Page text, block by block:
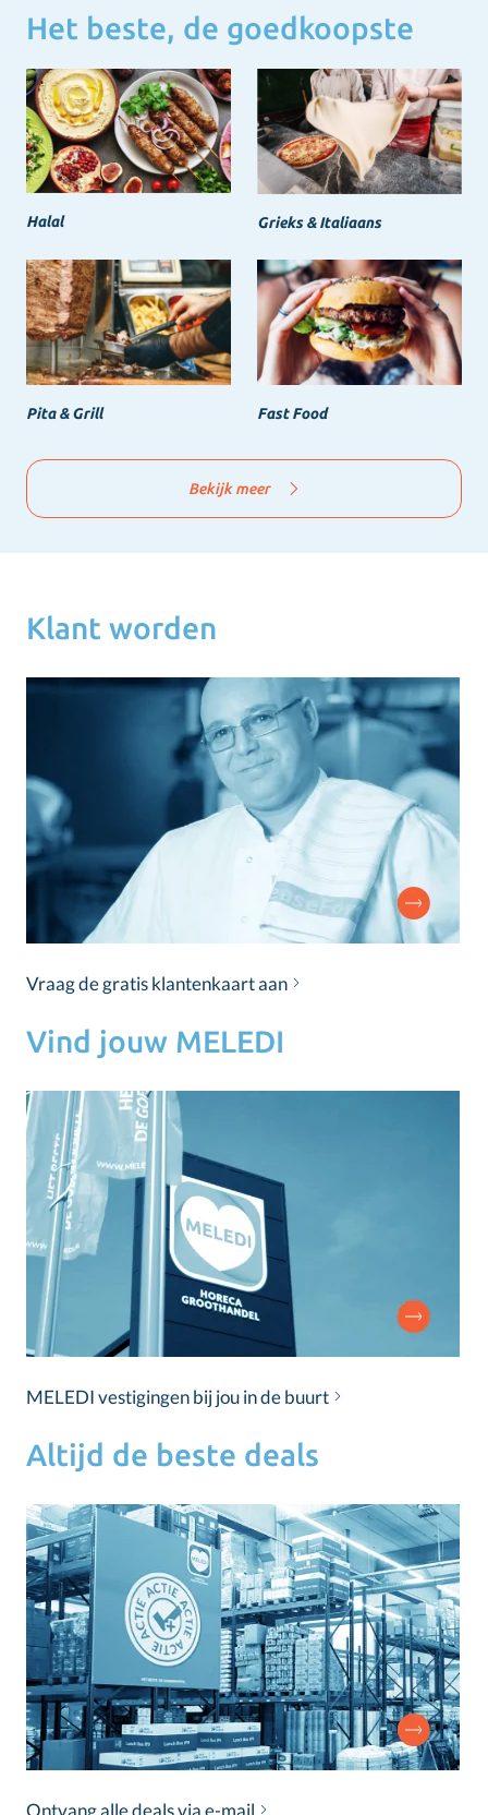
Het beste, de goedkoopste
Halal Grieks & Italiaans
Pita & Grill Fast Food
Bekijk meer
Klant worden
Vraag de gratis klantenkaart aan
Vind jouw MELEDI
MELEDI vestigingen bij jou in de buurt
Altijd de beste deals
Ontvang alle deals via e-mail